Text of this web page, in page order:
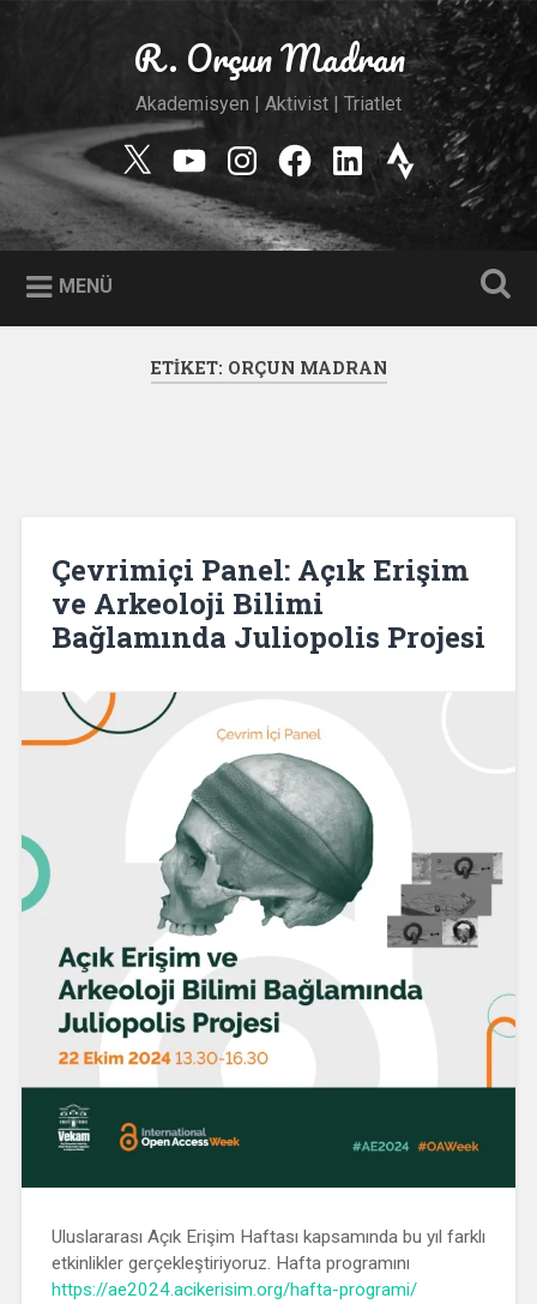
R. Orçun Madran
Akademisyen | Aktivist | Triatlet
TwitterYouTube
Instagram
Facebook
Linkedin
Strava
MENÜ
ETIKET: ORÇUN MADRAN
Çevrimiçi Panel: Açık Erişim
ve Arkeoloji Bilimi
Bağlamında Juliopolis Projesi
Uluslararası Açık Erişim Haftası kapsamında bu yıl farklı
etkinlikler gerçekleştiriyoruz. Hafta programını
https://ae2024.acikerisim.org/hafta-programi/